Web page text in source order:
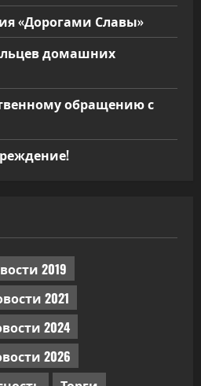
«Дорогами Славы»
домашних
обращению с
2019
2021
2024
2026